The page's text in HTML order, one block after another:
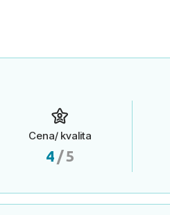
Cena/ kvalita
4 / 5